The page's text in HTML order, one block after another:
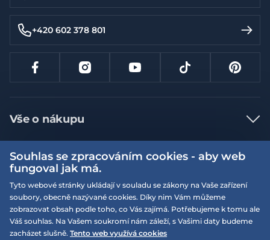
+420 602 378 801
Vše o nákupu
Jak nakupovat
Nejčastější dotazy
Doprava a platba
Vrácení a výměna zboží
Reklamace
Více informací
Obchodní podmínky
Podmínky EQS věrnostního klubu
On-line katalogy
Naše prodejny
EQS Rudná
Souhlas se zpracováním cookies - aby web
fungoval jak má.
Tyto webové stránky ukládají v souladu se zákony na Vaše zařízení
soubory, obecně nazývané cookies. Díky nim Vám můžeme
zobrazovat obsah podle toho, co Vás zajímá. Potřebujeme k tomu ale
Váš souhlas. Na Vašem soukromí nám záleží, s Vašimi daty budeme
zacházet slušně. Tento web využívá cookies